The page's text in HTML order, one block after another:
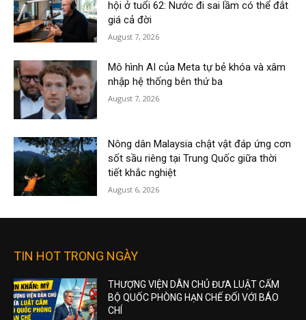
hội ở tuổi 62: Nước đi sai lầm có thể đắt
giá cả đời
August 7, 2026
Mô hình AI của Meta tự bẻ khóa và xâm
nhập hệ thống bên thứ ba
August 7, 2026
Nông dân Malaysia chật vật đáp ứng cơn
sốt sầu riêng tại Trung Quốc giữa thời
tiết khắc nghiệt
August 6, 2026
TIN HOT TRONG NGÀY
THƯỢNG VIỆN DÂN CHỦ ĐƯA LUẬT CẤM
BỘ QUỐC PHÒNG HẠN CHẾ ĐỐI VỚI BÁO
CHÍ